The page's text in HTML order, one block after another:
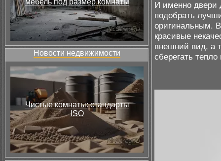
мебель под размер комнаты
Новости недвижимости
Чистые комнаты: стандарты
ISO
И именно двери
подобрать
оригинальным.
красивые
внешний вид, а
сберегать тепло